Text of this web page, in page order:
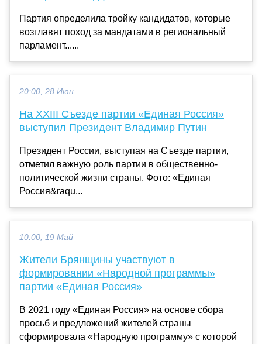
Партия определила тройку кандидатов, которые
возглавят поход за мандатами в региональный
парламент......
20:00, 28 Июн
На XXIII Съезде партии «Единая Россия»
выступил Президент Владимир Путин
Президент России, выступая на Съезде партии,
отметил важную роль партии в общественно-
политической жизни страны. Фото: «Единая
Россия&raqu...
10:00, 19 Май
Жители Брянщины участвуют в
формировании «Народной программы»
партии «Единая Россия»
В 2021 году «Единая Россия» на основе сбора
просьб и предложений жителей страны
сформировала «Народную программу» с которой